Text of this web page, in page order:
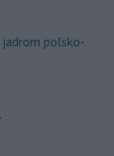
poľsko-